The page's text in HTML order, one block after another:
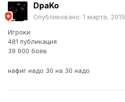
DpaKo
Опубликовано: 1 марта, 2015
Игроки
481 публикация
39 600 боёв
нафиг надо 30 на 30 надо